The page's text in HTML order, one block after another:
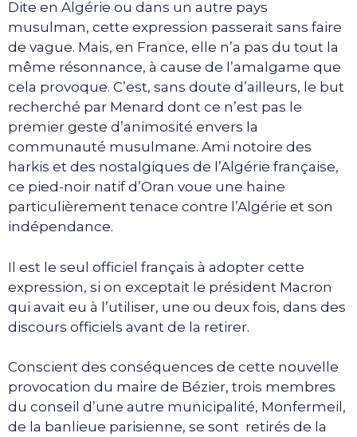
Dite en Algérie ou dans un autre pays
musulman, cette expression passerait sans faire
de vague. Mais, en France, elle n’a pas du tout la
même résonnance, à cause de l’amalgame que
cela provoque. C’est, sans doute d’ailleurs, le but
recherché par Menard dont ce n’est pas le
premier geste d’animosité envers la
communauté musulmane. Ami notoire des
harkis et des nostalgiques de l’Algérie française,
ce pied-noir natif d’Oran voue une haine
particulièrement tenace contre l’Algérie et son
indépendance.
Il est le seul officiel français à adopter cette
expression, si on exceptait le président Macron
qui avait eu à l’utiliser, une ou deux fois, dans des
discours officiels avant de la retirer.
Conscient des conséquences de cette nouvelle
provocation du maire de Bézier, trois membres
du conseil d’une autre municipalité, Monfermeil,
de la banlieue parisienne, se sont retirés de la